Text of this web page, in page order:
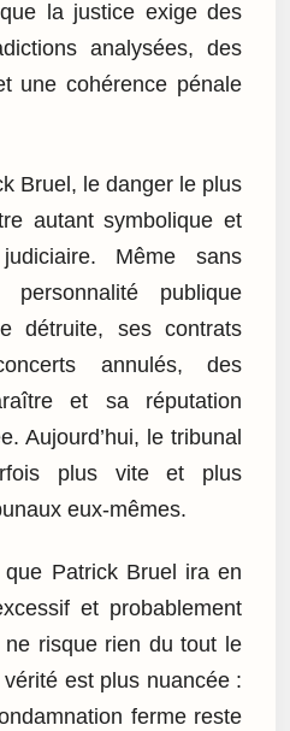
la justice exige des
analysées, des
une cohérence pénale
Bruel, le danger le plus
autant symbolique et
Même sans
personnalité publique
détruite, ses contrats
annulés, des
et sa réputation
Aujourd’hui, le tribunal
plus vite et plus
eux-mêmes.
Patrick Bruel ira en
et probablement
ne risque rien du tout le
est plus nuancée :
ferme reste